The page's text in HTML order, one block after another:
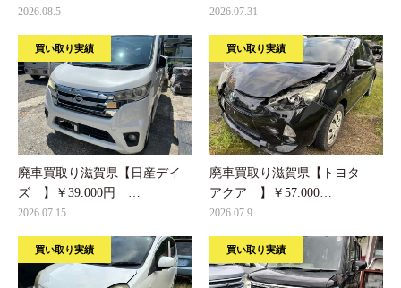
2026.08.5 2026.07.31
買い取り実績
廃車買取り滋賀県【日産デイ
ズ 】￥39.000円 …
2026.07.15
買い取り実績
廃車買取り滋賀県【トヨタ
アクア 】￥57.000…
2026.07.9
買い取り実績 買い取り実績